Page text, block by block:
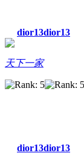
dior13dior13
天下一家
dior13dior13